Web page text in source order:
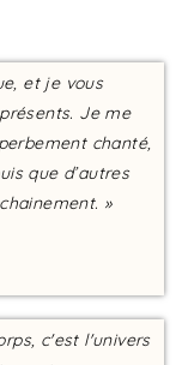
et je vous
Je me
chanté,
que d’autres
»
c'est l'univers